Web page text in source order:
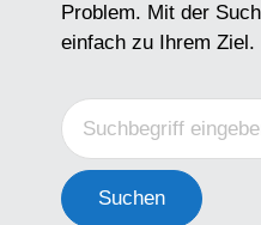
Problem. Mit der
einfach zu Ihrem Ziel.
Suchen